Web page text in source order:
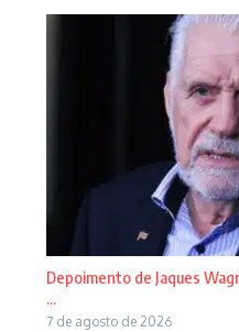
Depoimento de Jaques
...
7 de agosto de 2026